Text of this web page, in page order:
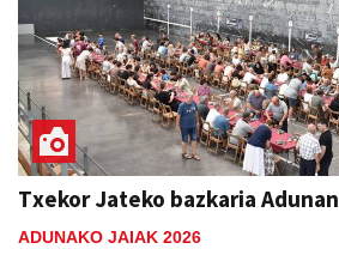
Txekor Jateko bazkaria Adunan
ADUNAKO JAIAK 2026